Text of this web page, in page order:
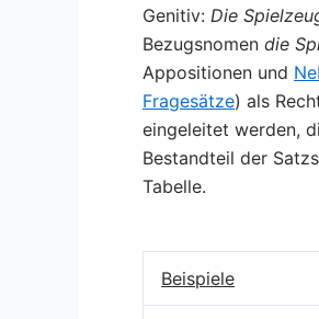
Genitiv: Die
Bezugsnomen die
Appositionen und
Fragesätze) als
eingeleitet werden,
Bestandteil der
Tabelle.
Beispiele